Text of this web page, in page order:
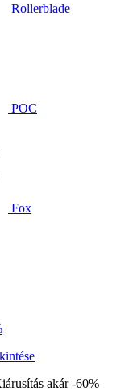
Rollerblade
POC
Fox
akár -60%